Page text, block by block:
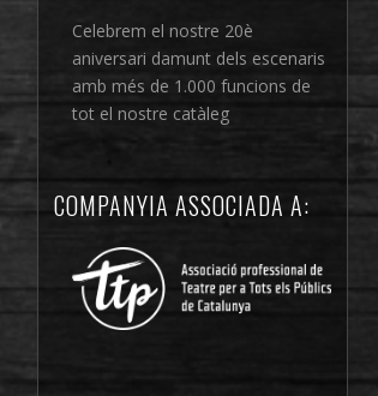
Celebrem el nostre 20è
aniversari damunt dels escenaris
amb més de 1.000 funcions de
tot el nostre catàleg
COMPANYIA ASSOCIADA A: